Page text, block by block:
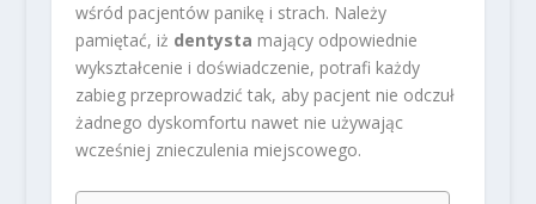
wśród pacjentów panikę i strach. Należy
pamiętać, iż dentysta mający odpowiednie
wykształcenie i doświadczenie, potrafi każdy
zabieg przeprowadzić tak, aby pacjent nie odczuł
żadnego dyskomfortu nawet nie używając
wcześniej znieczulenia miejscowego.